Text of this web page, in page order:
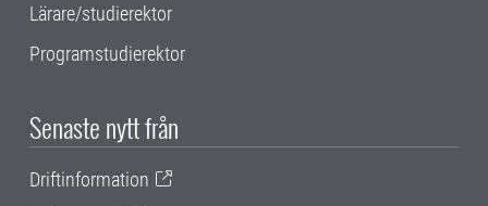
Lärare/studierektor
Programstudierektor
Senaste nytt från
Driftinformation